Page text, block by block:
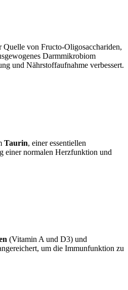
Quelle von Fructo-Oligosacchariden,
Darmmikrobiom
und Nährstoffaufnahme verbessert.
Taurin, einer essentiellen
einer normalen Herzfunktion und
(Vitamin A und D3) und
um die Immunfunktion zu